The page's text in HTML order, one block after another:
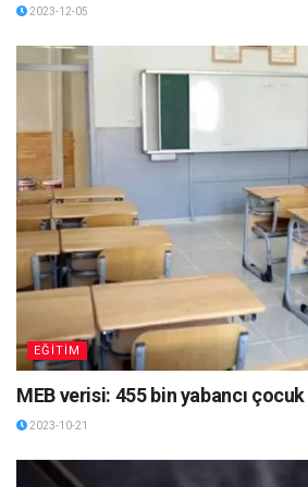
2023-12-05
EĞİTİM
MEB verisi: 455 bin yabancı
2023-10-21